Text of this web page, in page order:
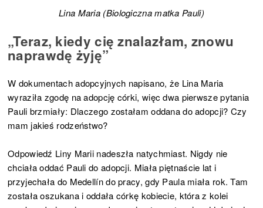
Lina Maria (Biologiczna matka Pauli)
„Teraz, kiedy cię znalazłam, znowu
naprawdę żyję”
W dokumentach adopcyjnych napisano, że Lina Maria
wyraziła zgodę na adopcję córki, więc dwa pierwsze pytania
Pauli brzmiały: Dlaczego zostałam oddana do adopcji? Czy
mam jakieś rodzeństwo?
Odpowiedź Liny Marii nadeszła natychmiast. Nigdy nie
chciała oddać Pauli do adopcji. Miała piętnaście lat i
przyjechała do Medellín do pracy, gdy Paula miała rok. Tam
została oszukana i oddała córkę kobiecie, która z kolei